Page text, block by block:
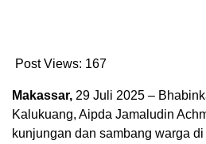
Post Views: 167
Makassar, 29 Juli 2025 –
Kalukuang, Aipda Jamaludin
kunjungan dan sambang warga